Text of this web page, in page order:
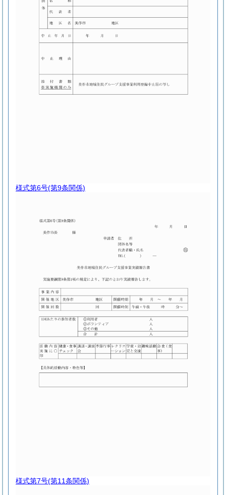
様式第6号(第9条関係)
様式第7号(第11条関係)